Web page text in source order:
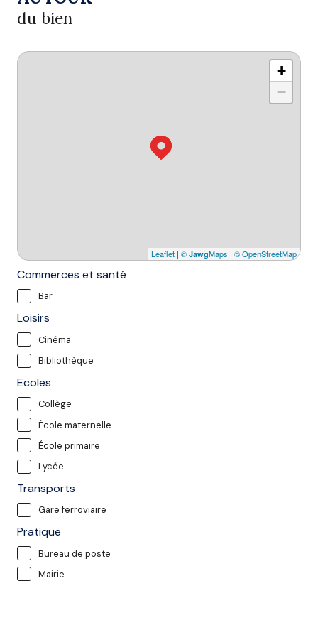
du bien
+
−
Leaflet | © JawgMaps | © OpenStreetMap
Commerces et santé
Bar
Loisirs
Cinéma
Bibliothèque
Ecoles
Collège
École maternelle
École primaire
Lycée
Transports
Gare ferroviaire
Pratique
Bureau de poste
Mairie